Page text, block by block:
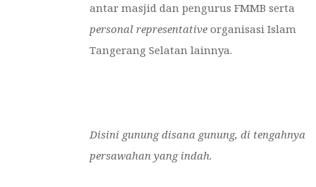
antar masjid dan pengurus FMMB serta
personal representative organisasi Islam
Tangerang Selatan lainnya.
Disini gunung disana gunung, di tengahnya
persawahan yang indah.